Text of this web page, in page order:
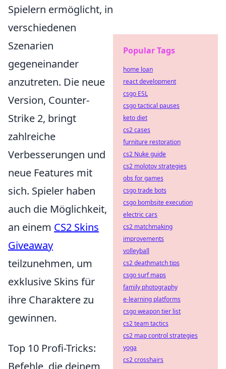
Spielern ermöglicht, in
verschiedenen
Szenarien
gegeneinander
anzutreten. Die neue
Version, Counter-
Strike 2, bringt
zahlreiche
Verbesserungen und
neue Features mit
sich. Spieler haben
auch die Möglichkeit,
an einem CS2 Skins
Giveaway
teilzunehmen, um
exklusive Skins für
ihre Charaktere zu
gewinnen.
Top 10 Profi-Tricks:
Befehle, die deinem
Popular Tags
home loan
react development
csgo ESL
csgo tactical pauses
keto diet
cs2 cases
furniture restoration
cs2 Nuke guide
cs2 molotov strategies
obs for games
csgo trade bots
csgo bombsite execution
electric cars
cs2 matchmaking
improvements
volleyball
cs2 deathmatch tips
csgo surf maps
family photography
e-learning platforms
csgo weapon tier list
cs2 team tactics
cs2 map control strategies
yoga
cs2 crosshairs